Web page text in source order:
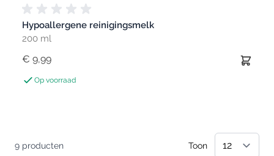
Hypoallergene reinigingsmelk
200 ml
€ 9,99
Op voorraad
9 producten Toon